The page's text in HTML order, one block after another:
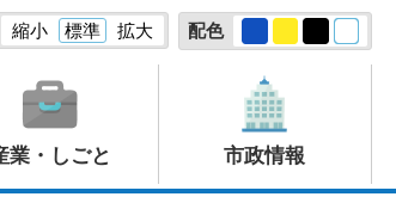
縮小 標準 拡大 配色
業・しごと 市政情報